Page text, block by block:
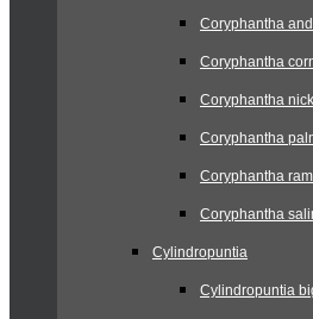
Coryphantha
Coryphantha
Coryphantha
Coryphantha
Coryphantha
Coryphantha
Cylindropuntia
Cylindropuntia